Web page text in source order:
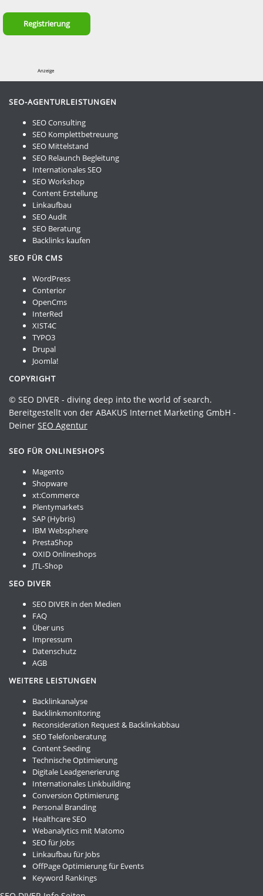
Registrierung
Anzeige
SEO-AGENTURLEISTUNGEN
SEO Consulting
SEO Komplettbetreuung
SEO Mittelstand
SEO Relaunch Begleitung
Internationales SEO
SEO Workshop
Content Erstellung
Linkaufbau
SEO Audit
SEO Beratung
Backlinks kaufen
SEO FÜR CMS
WordPress
Conterior
OpenCms
InterRed
XIST4C
TYPO3
Drupal
Joomla!
COPYRIGHT
© SEO DIVER - diving deep into the world of search.
Bereitgestellt von der ABAKUS Internet Marketing GmbH -
Deiner SEO Agentur
SEO FÜR ONLINESHOPS
Magento
Shopware
xt:Commerce
Plentymarkets
SAP (Hybris)
IBM Websphere
PrestaShop
OXID Onlineshops
JTL-Shop
SEO DIVER
SEO DIVER in den Medien
FAQ
Über uns
Impressum
Datenschutz
AGB
WEITERE LEISTUNGEN
Backlinkanalyse
Backlinkmonitoring
Reconsideration Request & Backlinkabbau
SEO Telefonberatung
Content Seeding
Technische Optimierung
Digitale Leadgenerierung
Internationales Linkbuilding
Conversion Optimierung
Personal Branding
Healthcare SEO
Webanalytics mit Matomo
SEO für Jobs
Linkaufbau für Jobs
OffPage Optimierung für Events
Keyword Rankings